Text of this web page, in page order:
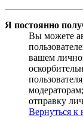
Я постоянно
Вы можете
вашем
отправку
Вернуться к